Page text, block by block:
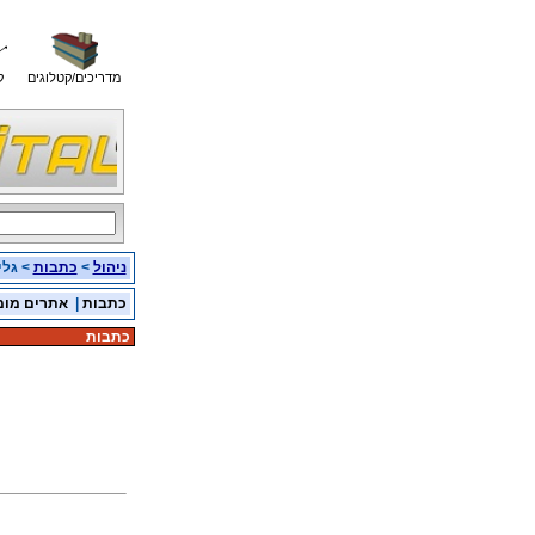
מדריכים/קטלוגים
ניהול > כתבות >
כתבות |אתרים
כתבות